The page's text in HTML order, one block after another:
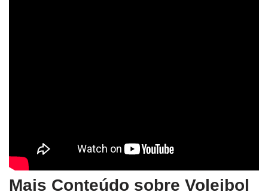
Mais Conteúdo sobre Voleibol